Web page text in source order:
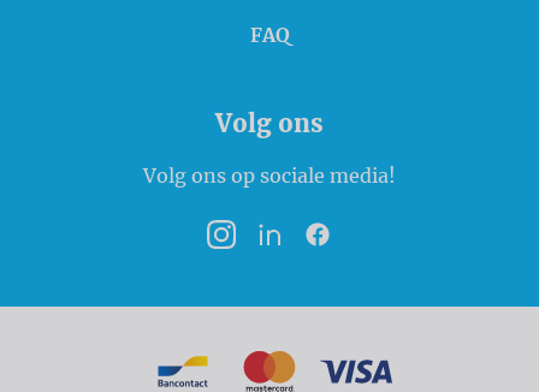
FAQ
Volg ons
Volg ons op sociale media!
InstagramLinkedInFacebook
Betaalmogelijkheden
BancontactMasterCard
VISA